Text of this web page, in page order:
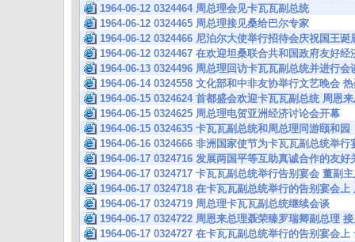
1964-06-12 0324464 周总理会见卡瓦瓦副总统
1964-06-12 0324465 周总理接见桑给巴尔专家
1964-06-12 0324466 尼泊尔大使举行招待会庆祝国王
1964-06-12 0324467 在欢迎坦桑联合共和国政府友好
1964-06-13 0324496 周总理回访卡瓦瓦副总统并进行
1964-06-14 0324558 文化部和中非友协举行文艺晚会
1964-06-15 0324624 首都盛会欢迎卡瓦瓦副总统 周恩
1964-06-15 0324625 周总理电贺亚洲经济讨论会开幕
1964-06-15 0324635 卡瓦瓦副总统和周总理同游颐和园
1964-06-16 0324666 非洲国家使节为卡瓦瓦副总统举
1964-06-17 0324716 发展两国平等互助真诚合作的友
1964-06-17 0324717 卡瓦瓦副总统举行告别宴会 董副
1964-06-17 0324718 在卡瓦瓦副总统举行的告别宴会
1964-06-17 0324719 周总理卡瓦瓦副总统继续会谈
1964-06-17 0324722 周恩来总理聂荣臻罗瑞卿副总理
1964-06-17 0324727 在卡瓦瓦副总统举行的告别宴会